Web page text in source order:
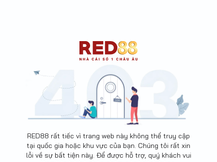
RED88 rất tiếc vì trang web này không thể truy cập
tại quốc gia hoặc khu vực của bạn. Chúng tôi rất xin
lỗi về sự bất tiện này. Để được hỗ trợ, quý khách vui